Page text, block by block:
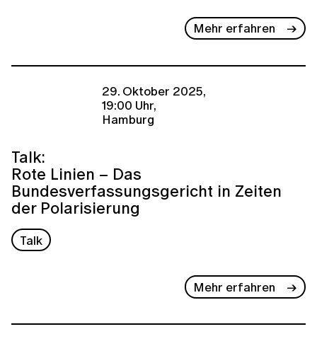
Mehr erfahren
29. Oktober 2025,
19:00 Uhr,
Hamburg
Talk:
Rote Linien – Das
Bundesverfassungsgericht in Zeiten
der Polarisierung
Talk
Mehr erfahren